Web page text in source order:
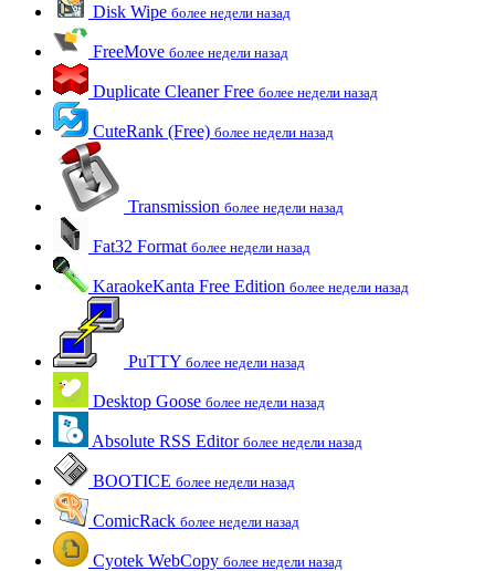
Disk Wipe более недели назад
FreeMove более недели назад
Duplicate Cleaner Free более недели назад
CuteRank (Free) более недели назад
Transmission более недели назад
Fat32 Format более недели назад
KaraokeKanta Free Edition более недели назад
PuTTY более недели назад
Desktop Goose более недели назад
Absolute RSS Editor более недели назад
BOOTICE более недели назад
ComicRack более недели назад
Cyotek WebCopy более недели назад